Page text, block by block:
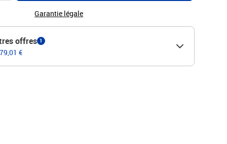
Garantie légale
offres 1
€